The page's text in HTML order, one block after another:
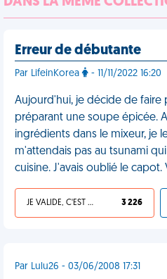
Erreur de débutante
Par LifeinKorea - 11/11/2022 16:20
Aujourd'hui, je décide de faire
préparant une soupe épicée.
ingrédients dans le mixeur, je
m'attendais pas au tsunami
cuisine. J'avais oublié le capot.
JE VALIDE, C'EST UNE VDM 3 226
Par Lulu26 - 03/06/2008 17:31